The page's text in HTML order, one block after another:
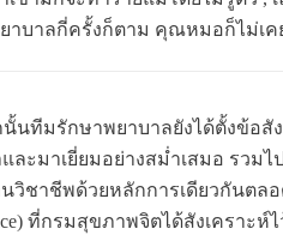
าบาลกี่ครั้งก็ตาม คุณหมอก็ไม่เ
นทีมรักษาพยาบาลยังได้ตั้งข้อสั
ละมาเยี่ยมอย่างสม่ำเสมอ รวม
วิชาชีพด้วยหลักการเดียวกันตล
ที่กรมสุขภาพจิตได้สังเคราะ